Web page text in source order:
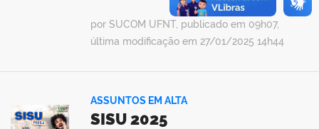
por SUCOM UFNT, publicado em 09h07,
última modificação em 27/01/2025 14h44
ASSUNTOS EM ALTA
SISU 2025